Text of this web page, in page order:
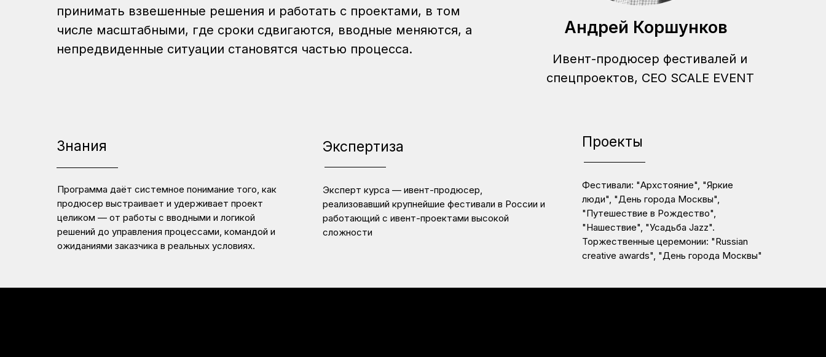
принимать взвешенные решения и работать с проектами, в том
числе масштабными, где сроки сдвигаются, вводные меняются, а
непредвиденные ситуации становятся частью процесса.
Знания Экспертиза
Программа даёт системное понимание того, как
продюсер выстраивает и удерживает проект
целиком — от работы с вводными и логикой
решений до управления процессами, командой и
ожиданиями заказчика в реальных условиях.
Эксперт курса — ивент-продюсер,
реализовавший крупнейшие фестивали в России и
работающий с ивент-проектами высокой
сложности
Проекты
Фестивали: "Архстояние", "Яркие
люди", "День города Москвы",
"Путешествие в Рождество",
"Нашествие", "Усадьба Jazz".
Торжественные церемонии: "Russian
creative awards", "День города Москвы"
Андрей Коршунков
Ивент-продюсер фестивалей и
спецпроектов, CEO SCALE EVENT